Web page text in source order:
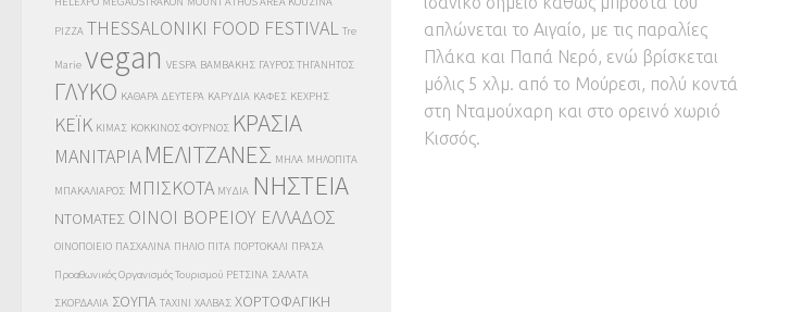
απλώνεται το Αιγαίο, με τις παραλίες
Πλάκα και Παπά Νερό, ενώ βρίσκεται
μόλις 5 χλμ. από το Μούρεσι, πολύ κοντά
στη Νταμούχαρη και στο ορεινό χωριό
Κισσός.
PIZZA THESSALONIKI FOOD FESTIVAL Tre
Marie vegan VESPA ΒΑΜΒΑΚΗΣ ΓΑΥΡΟΣ ΤΗΓΑΝΗΤΟΣ
ΓΛΥΚΟ ΚΑΘΑΡΑ ΔΕΥΤΕΡΑ ΚΑΡΥΔΙΑ ΚΑΦΕΣ ΚΕΧΡΗΣ
ΚΕΪΚ ΚΙΜΑΣ ΚΟΚΚΙΝΟΣ ΦΟΥΡΝΟΣ ΚΡΑΣΙΑ
ΜΑΝΙΤΑΡΙΑ ΜΕΛΙΤΖΑΝΕΣ ΜΗΛΑ ΜΗΛΟΠΙΤΑ
ΜΠΑΚΑΛΙΑΡΟΣ ΜΠΙΣΚΟΤΑ ΜΥΔΙΑ ΝΗΣΤΕΙΑ
ΝΤΟΜΑΤΕΣ ΟΙΝΟΙ ΒΟΡΕΙΟΥ ΕΛΛΑΔΟΣ
ΟΙΝΟΠΟΙΕΙΟ ΠΑΣΧΑΛΙΝΑ ΠΗΛΙΟ ΠΙΤΑ ΠΟΡΤΟΚΑΛΙ ΠΡΑΣΑ
Προαθωνικός Οργανισμός Τουρισμού ΡΕΤΣΙΝΑ ΣΑΛΑΤΑ
ΣΚΟΡΔΑΛΙΑ ΣΟΥΠΑ ΤΑΧΙΝΙ ΧΑΛΒΑΣ ΧΟΡΤΟΦΑΓΙΚΗ